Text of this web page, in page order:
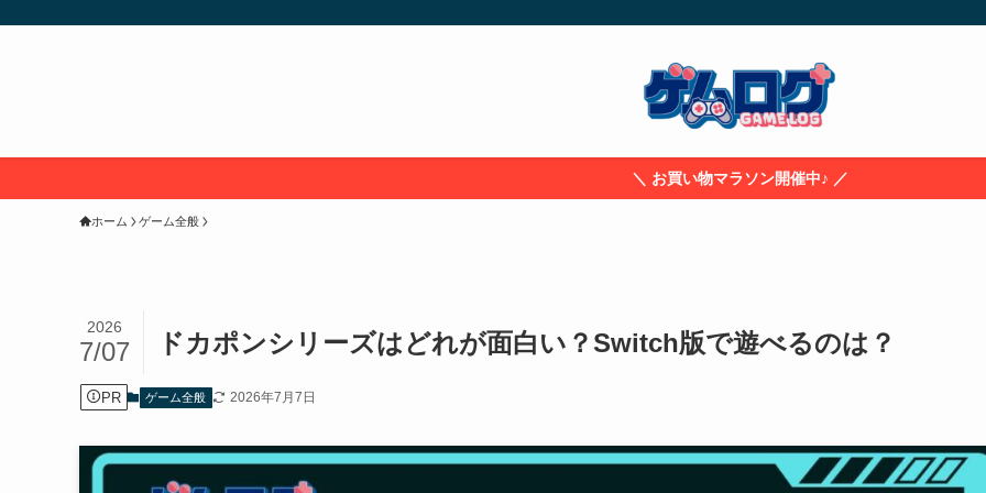
＼ お買い物マラソン開催中♪ ／
ホーム ゲーム全般
ドカポンシリーズはどれが面白い？Switch版で遊べるのは？
2026
7/07
PR ゲーム全般 2026年7月7日